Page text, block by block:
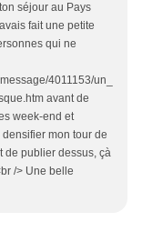
séjour au Pays
fait une petite
qui ne
4011153/un_
avant de
week-end et
mon tour de
de publier dessus, çà
/> Une belle